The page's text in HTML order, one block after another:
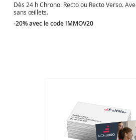
Dès 24 h Chrono. Recto ou Recto Verso.
sans œillets.
-20% avec le code IMMOV20